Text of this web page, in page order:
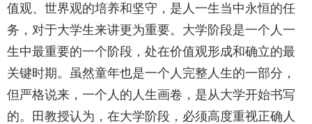
值观、世界观的培养和坚守，是人一生当中永恒的任
务，对于大学生来讲更为重要。大学阶段是一个人一
生中最重要的一个阶段，处在价值观形成和确立的最
关键时期。虽然童年也是一个人完整人生的一部分，
但严格说来，一个人的人生画卷，是从大学开始书写
的。田教授认为，在大学阶段，必须高度重视正确人